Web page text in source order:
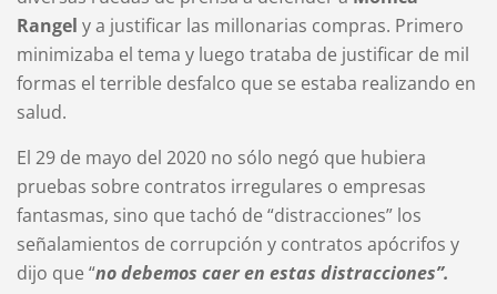
Rangel y a justificar las millonarias compras. Primero
minimizaba el tema y luego trataba de justificar de mil
formas el terrible desfalco que se estaba realizando en
salud.
El 29 de mayo del 2020 no sólo negó que hubiera
pruebas sobre contratos irregulares o empresas
fantasmas, sino que tachó de “distracciones” los
señalamientos de corrupción y contratos apócrifos y
dijo que “no debemos caer en estas distracciones”.